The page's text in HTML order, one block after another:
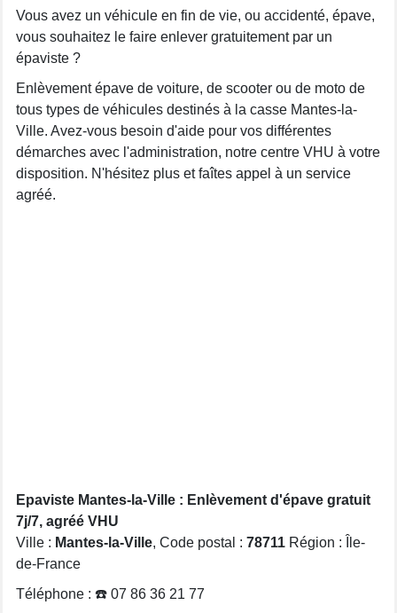
Vous avez un véhicule en fin de vie, ou accidenté, épave,
vous souhaitez le faire enlever gratuitement par un
épaviste ?
Enlèvement épave de voiture, de scooter ou de moto de
tous types de véhicules destinés à la casse Mantes-la-
Ville. Avez-vous besoin d'aide pour vos différentes
démarches avec l'administration, notre centre VHU à votre
disposition. N'hésitez plus et faîtes appel à un service
agréé.
Epaviste Mantes-la-Ville : Enlèvement d'épave gratuit
7j/7, agréé VHU
Ville : Mantes-la-Ville, Code postal : 78711 Région : Île-
de-France
Téléphone : ☎️ 07 86 36 21 77